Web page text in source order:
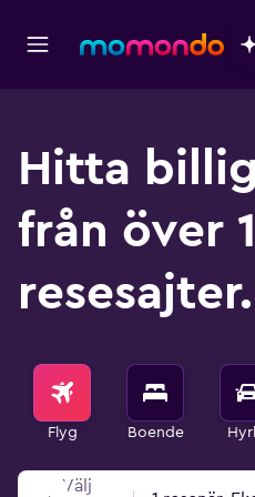
Hitta
från över
resesajter.
Flyg Boende
Välj